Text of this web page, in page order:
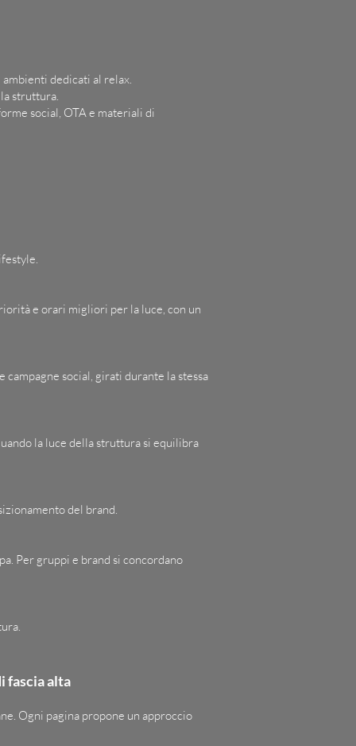
dedicati al relax.
struttura.
social, OTA e materiali di
e orari migliori per la luce, con un
social, girati durante la stessa
la luce della struttura si equilibra
del brand.
Per gruppi e brand si concordano
fascia alta
Ogni pagina propone un approccio